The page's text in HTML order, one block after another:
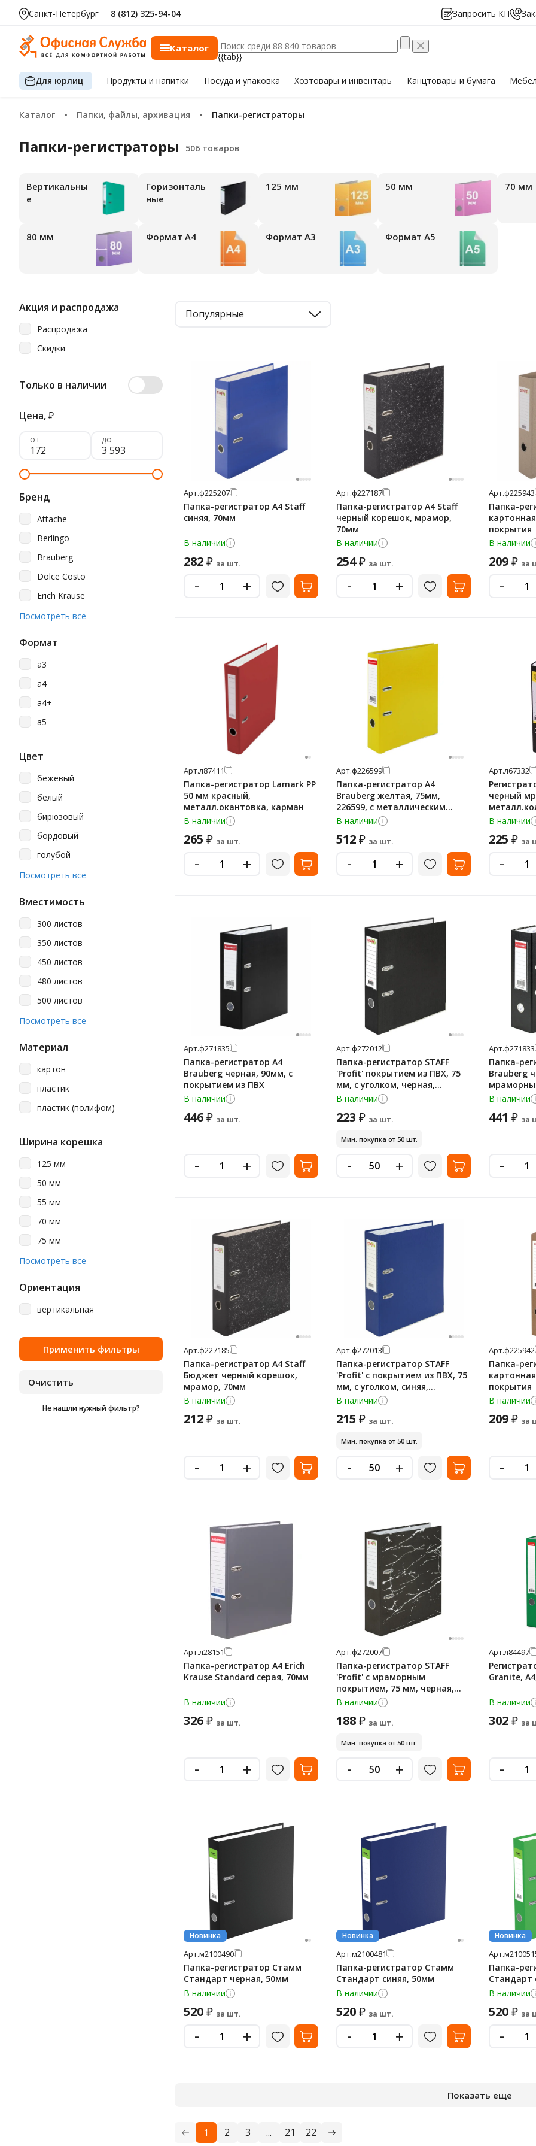
Санкт-Петербург 8 (812) 325-94-04 Запросить КП
Каталог
{{tab}}
Для юрлиц Продуктыи напитки Посуда и упаковка Хозтоварыи инвентарь Канцтовары и бумага
Каталог Папки, файлы, архивация Папки-регистраторы
Папки-регистраторы
Вертикальны
е
Горизонталь
ные
125 мм 50 мм 70 мм
80 мм Формат А4 Формат А3 Формат А5
Акция и распродажа
Распродажа
Скидки
Только в наличии
Цена,₽
от до
Бренд
Attache
Berlingo
Brauberg
Dolce Costo
Erich Krause
Esselte
Посмотреть все
Формат
a3
a4
a4+
a5
Цвет
бежевый
белый
бирюзовый
бордовый
голубой
желтый
многоцветный рисунок
мрамор
мятный
оранжевый
персиковый
салатовый
серый
синий
синий мрамор
сиреневый
тёмно-зелёный
фиолетовый
черный матовый
шотландка
Посмотреть все
Вместимость
300 листов
350 листов
450 листов
480 листов
500 листов
550 листов
750 листов
Посмотреть все
Материал
картон
пластик
пластик (полифом)
Ширина корешка
125 мм
50 мм
55 мм
70 мм
75 мм
80 мм
Посмотреть все
Ориентация
вертикальная
Не нашли нужный фильтр?
Популярные
Арт.ф225207
Папка-регистратор А4 Staff
синяя, 70мм
В наличии
282₽ за шт.
- +
Арт.ф227187
Папка-регистратор А4 Staff
черный корешок, мрамор,
70мм
В наличии
254₽ за шт.
- +
Арт.ф225943
Папка-
покрытия
В наличии
209₽ за
-
Арт.л87411
Папка-регистратор Lamark PP
50 мм красный,
металл.окантовка, карман
В наличии
265 ₽ за шт.
- +
Арт.ф226599
Папка-регистратор А4
Brauberg желтая, 75мм,
226599, с металлическим
уголком
В наличии
512₽ за шт.
- +
Арт.л67332
черный
окантовки
В наличии
225 ₽ за
-
Арт.ф271835
Папка-регистратор А4
Brauberg черная, 90мм, с
покрытием из ПВХ
В наличии
446₽ за шт.
- +
Арт.ф272012
Папка-регистратор STAFF
'Profit' покрытием из ПВХ, 75
мм, с уголком, черная,
СЪЕМНЫЙ МЕХАНИЗМ, 272012
В наличии
223 ₽ за шт.
Мин. покупка от 50 шт.
- +
Арт.ф271833
Папка-
Brauberg
В наличии
441 ₽ за
-
Арт.ф227185
Папка-регистратор А4 Staff
Бюджет черный корешок,
мрамор, 70мм
В наличии
212₽ за шт.
- +
Арт.ф272013
Папка-регистратор STAFF
'Profit' с покрытием из ПВХ, 75
мм, с уголком, синяя,
СЪЕМНЫЙ МЕХАНИЗМ, 272013
В наличии
215 ₽ за шт.
Мин. покупка от 50 шт.
- +
Арт.ф225942
Папка-
покрытия
В наличии
209₽ за
-
Арт.л28151
Папка-регистратор А4 Erich
Krause Standard серая, 70мм
В наличии
326₽ за шт.
- +
Арт.ф272007
Папка-регистратор STAFF
'Profit' с мраморным
покрытием, 75 мм, черная,
СЪЕМНЫЙ МЕХАНИЗМ, 272007
В наличии
188₽ за шт.
Мин. покупка от 50 шт.
- +
Арт.л84497
Granite,
В наличии
302₽ за
-
Новинка
Арт.м2100490
Папка-регистратор Стамм
Стандарт черная, 50мм
В наличии
520₽ за шт.
- +
Новинка
Арт.м2100481
Папка-регистратор Стамм
Стандарт синяя, 50мм
В наличии
520₽ за шт.
- +
Новинка
Арт.
Папка-
Стандарт
В наличии
520₽ за
-
Показать еще
1 2 3 ... 21 22